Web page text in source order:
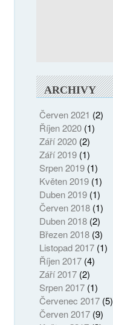
ARCHIVY
Červen 2021 (2)
Říjen 2020(1)
Září 2020(2)
Září 2019(1)
Srpen 2019(1)
Květen 2019(1)
Duben 2019(1)
Červen 2018(1)
Duben 2018(2)
Březen 2018(3)
Listopad 2017(1)
Říjen 2017(4)
Září 2017(2)
Srpen 2017(1)
Červenec 2017(5)
Červen 2017(9)